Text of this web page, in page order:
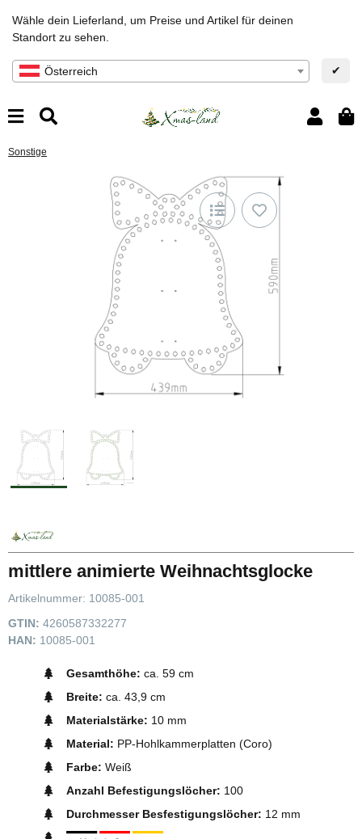
Wähle dein Lieferland, um Preise und Artikel für deinen
Standort zu sehen.
Österreich ✔
Sonstige
mittlere animierte Weihnachtsglocke
Artikelnummer: 10085-001
GTIN: 4260587332277
HAN: 10085-001
Gesamthöhe: ca. 59 cm
Breite: ca. 43,9 cm
Materialstärke: 10 mm
Material: PP-Hohlkammerplatten (Coro)
Farbe: Weiß
Anzahl Befestigungslöcher: 100
Durchmesser Besfestigungslöcher: 12 mm